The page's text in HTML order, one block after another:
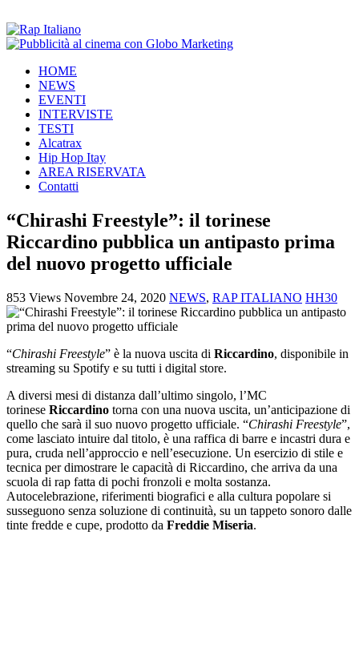
HOME
NEWS
EVENTI
INTERVISTE
TESTI
Alcatrax
Hip Hop Itay
AREA RISERVATA
Contatti
“Chirashi Freestyle”: il torinese
Riccardino pubblica un antipasto prima
del nuovo progetto ufficiale
853 Views Novembre 24, 2020 NEWS, RAP ITALIANO HH30
“Chirashi Freestyle” è la nuova uscita di Riccardino, disponibile in
streaming su Spotify e su tutti i digital store.
A diversi mesi di distanza dall’ultimo singolo, l’MC
torinese Riccardino torna con una nuova uscita, un’anticipazione di
quello che sarà il suo nuovo progetto ufficiale. “Chirashi Freestyle”,
come lasciato intuire dal titolo, è una raffica di barre e incastri dura e
pura, cruda nell’approccio e nell’esecuzione. Un esercizio di stile e
tecnica per dimostrare le capacità di Riccardino, che arriva da una
scuola di rap fatta di pochi fronzoli e molta sostanza.
Autocelebrazione, riferimenti biografici e alla cultura popolare si
susseguono senza soluzione di continuità, su un tappeto sonoro dalle
tinte fredde e cupe, prodotto da Freddie Miseria.